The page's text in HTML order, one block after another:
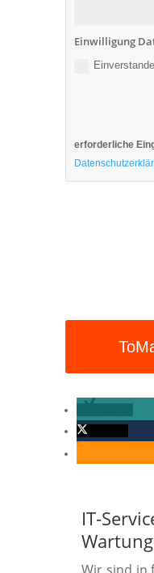
Einwilligung
erforderliche
IT-
Wartung